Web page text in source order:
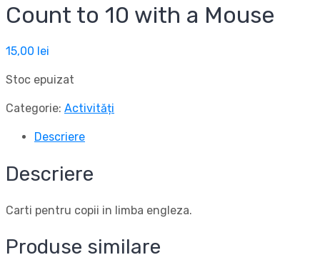
Count to 10 with a Mouse
15,00 lei
Stoc epuizat
Categorie: Activități
Descriere
Descriere
Carti pentru copii in limba engleza.
Produse similare